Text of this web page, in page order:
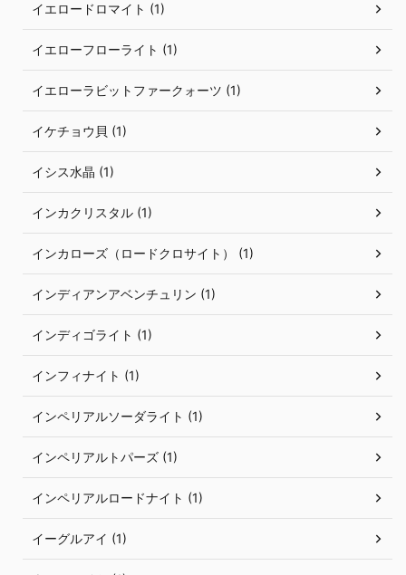
イエロードロマイト (1)
イエローフローライト (1)
イエローラビットファークォーツ (1)
イケチョウ貝 (1)
イシス水晶 (1)
インカクリスタル (1)
インカローズ（ロードクロサイト） (1)
インディアンアベンチュリン (1)
インディゴライト (1)
インフィナイト (1)
インペリアルソーダライト (1)
インペリアルトパーズ (1)
インペリアルロードナイト (1)
イーグルアイ (1)